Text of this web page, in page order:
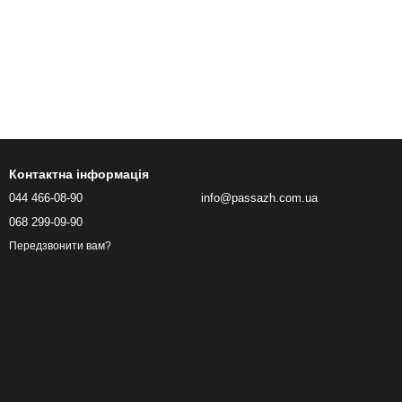
Контактна інформація
044 466-08-90
068 299-09-90
Передзвонити вам?
info@passazh.com.ua